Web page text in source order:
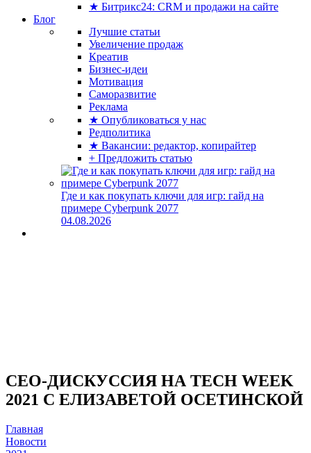
★ Битрикс24: CRM и продажи на сайте
Блог
Лучшие статьи
Увеличение продаж
Креатив
Бизнес-идеи
Мотивация
Саморазвитие
Реклама
★ Опубликоваться у нас
Редполитика
★ Вакансии: редактор, копирайтер
+ Предложить статью
Где и как покупать ключи для игр: гайд на
примере Cyberpunk 2077
04.08.2026
CEO-ДИСКУССИЯ НА TECH WEEK
2021 С ЕЛИЗАВЕТОЙ ОСЕТИНСКОЙ
Главная
Новости